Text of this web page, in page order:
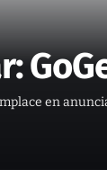
en